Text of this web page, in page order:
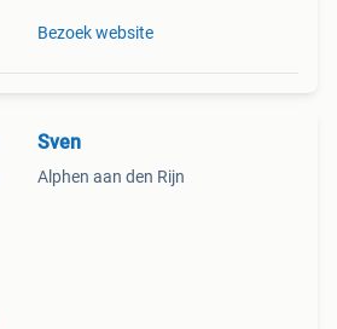
Bezoek website
Sven
Alphen aan den Rijn